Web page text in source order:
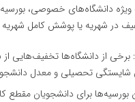
ویژه دانشگاه‌های خصوصی،
در شهریه یا پوشش کامل شهریه
شایستگی تحصیلی و معدل
بورسیه‌ها برای دانشجویان مقطع